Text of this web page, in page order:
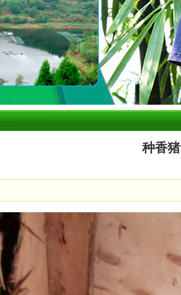
种香猪